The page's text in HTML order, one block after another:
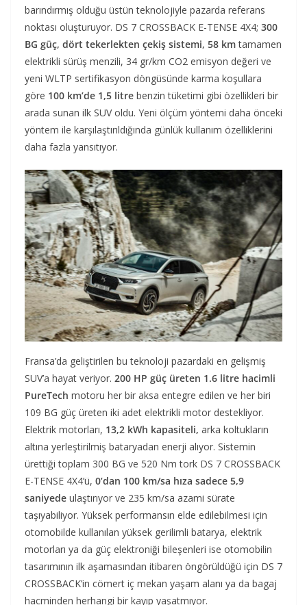
barındırmış olduğu üstün teknolojiyle pazarda referans
noktası oluşturuyor. DS 7 CROSSBACK E-TENSE 4X4; 300
BG güç, dört tekerlekten çekiş sistemi, 58 kmtamamen
elektrikli sürüş menzili, 34 gr/km CO2 emisyon değeri ve
yeni WLTP sertifikasyon döngüsünde karma koşullara
göre 100 km’de 1,5 litre benzin tüketimi gibi özellikleri bir
arada sunan ilk SUV oldu. Yeni ölçüm yöntemi daha önceki
yöntem ile karşılaştırıldığında günlük kullanım özelliklerini
daha fazla yansıtıyor.
Fransa’da geliştirilen bu teknoloji pazardaki en gelişmiş
SUV’a hayat veriyor. 200 HP güç üreten 1.6 litre hacimli
PureTech motoru her bir aksa entegre edilen ve her biri
109 BG güç üreten iki adet elektrikli motor destekliyor.
Elektrik motorları, 13,2 kWh kapasiteli, arka koltukların
altına yerleştirilmiş bataryadan enerji alıyor. Sistemin
ürettiği toplam 300 BG ve 520 Nm tork DS 7 CROSSBACK
E-TENSE 4X4’ü, 0’dan 100 km/sa hıza sadece 5,9
saniyede ulaştırıyor ve 235 km/sa azami sürate
taşıyabiliyor. Yüksek performansın elde edilebilmesi için
otomobilde kullanılan yüksek gerilimli batarya, elektrik
motorları ya da güç elektroniği bileşenleri ise otomobilin
tasarımının ilk aşamasından itibaren öngörüldüğü için DS 7
CROSSBACK’in cömert iç mekan yaşam alanı ya da bagaj
hacminden herhangi bir kayıp yaşatmıyor.